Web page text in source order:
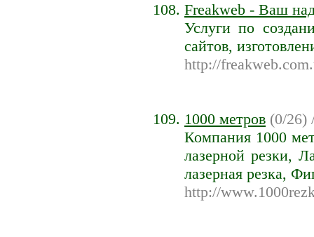
Freakweb - Ваш
Услуги по
сайтов,
http://
1000 метров (0/26)
Компания 1000
лазерной резки,
лазерная резка,
http://